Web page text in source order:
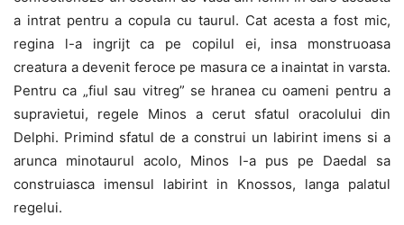
a intrat pentru a copula cu taurul. Cat acesta a fost mic,
regina l-a ingrijt ca pe copilul ei, insa monstruoasa
creatura a devenit feroce pe masura ce a inaintat in varsta.
Pentru ca „fiul sau vitreg” se hranea cu oameni pentru a
supravietui, regele Minos a cerut sfatul oracolului din
Delphi. Primind sfatul de a construi un labirint imens si a
arunca minotaurul acolo, Minos l-a pus pe Daedal sa
construiasca imensul labirint in Knossos, langa palatul
regelui.